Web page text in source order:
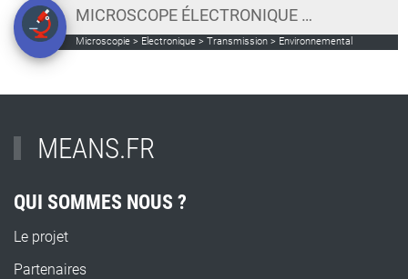
MICROSCOPE ÉLECTRONIQUE À TRANSMISSION TITAN ETEM G2 FEI 300 KV
Microscopie > Electronique > Transmission > Environnemental
MEANS.FR
QUI SOMMES NOUS ?
Le projet
Partenaires